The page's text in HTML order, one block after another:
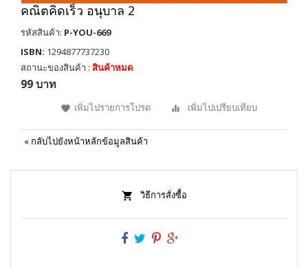
คณิตคิดเร็ว อนุบาล 2
รหัสสินค้า: P-YOU-669
ISBN: 1294877737230
สถานะของสินค้า : สินค้าหมด
99 บาท
เพิ่มไปรายการโปรด เพิ่มไปเปรียบเทียบ
« กลับไปยังหน้าหลักข้อมูลสินค้า
วิธีการสั่งซื้อ